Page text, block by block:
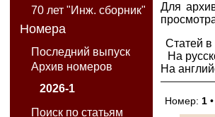
70 лет "Инж. сборник"
Номера
Последний выпуск
Архив номеров
2026-1
Поиск по статьям
Для
Статей в
На
На
Номер: 1